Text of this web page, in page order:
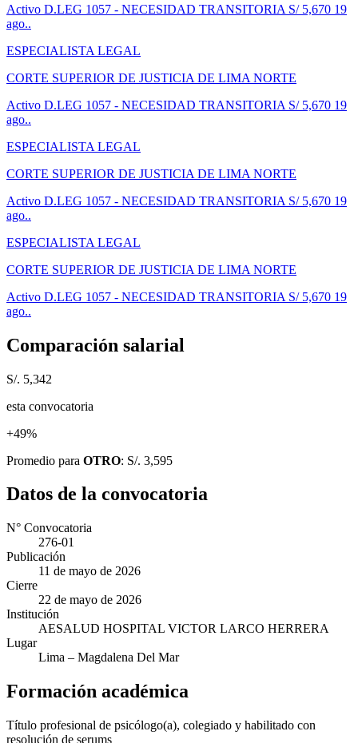
Activo D.LEG 1057 - NECESIDAD TRANSITORIA S/ 5,670 19
ago..
ESPECIALISTA LEGAL
CORTE SUPERIOR DE JUSTICIA DE LIMA NORTE
Activo D.LEG 1057 - NECESIDAD TRANSITORIA S/ 5,670 19
ago..
ESPECIALISTA LEGAL
CORTE SUPERIOR DE JUSTICIA DE LIMA NORTE
Activo D.LEG 1057 - NECESIDAD TRANSITORIA S/ 5,670 19
ago..
ESPECIALISTA LEGAL
CORTE SUPERIOR DE JUSTICIA DE LIMA NORTE
Activo D.LEG 1057 - NECESIDAD TRANSITORIA S/ 5,670 19
ago..
Comparación salarial
S/. 5,342
esta convocatoria
+49%
Promedio para OTRO: S/. 3,595
Datos de la convocatoria
N° Convocatoria
276-01
Publicación
11 de mayo de 2026
Cierre
22 de mayo de 2026
Institución
AESALUD HOSPITAL VICTOR LARCO HERRERA
Lugar
Lima – Magdalena Del Mar
Formación académica
Título profesional de psicólogo(a), colegiado y habilitado con
resolución de serums